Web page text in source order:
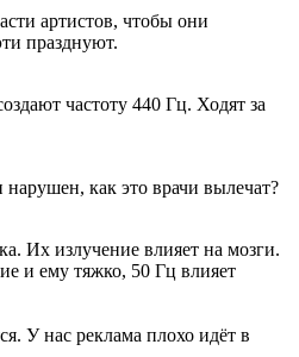
артистов, чтобы они
празднуют.
частоту 440 Гц. Ходят за
как это врачи вылечат?
Их излучение влияет на мозги.
и ему тяжко, 50 Гц влияет
У нас реклама плохо идёт в